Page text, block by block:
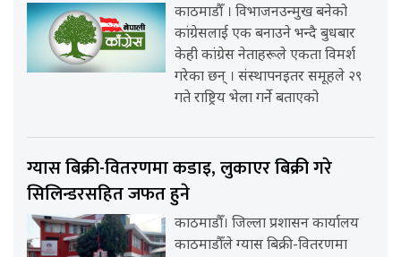
काठमाडौँ । विभाजनउन्मुख बनेको
कांग्रेसलाई एक बनाउने भन्दै बुधबार
केही कांग्रेस नेताहरूले एकता विमर्श
गरेका छन् । संस्थापनइतर समूहले २९
गते राष्ट्रिय भेला गर्ने बताएको
ग्यास बिक्री-वितरणमा कडाइ, लुकाएर बिक्री गरे
सिलिन्डरसहित जफत हुने
काठमाडौँ। जिल्ला प्रशासन कार्यालय
काठमाडौँले ग्यास बिक्री-वितरणमा